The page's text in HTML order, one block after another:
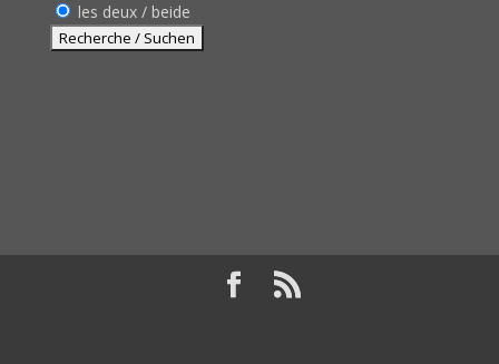
les deux / beide